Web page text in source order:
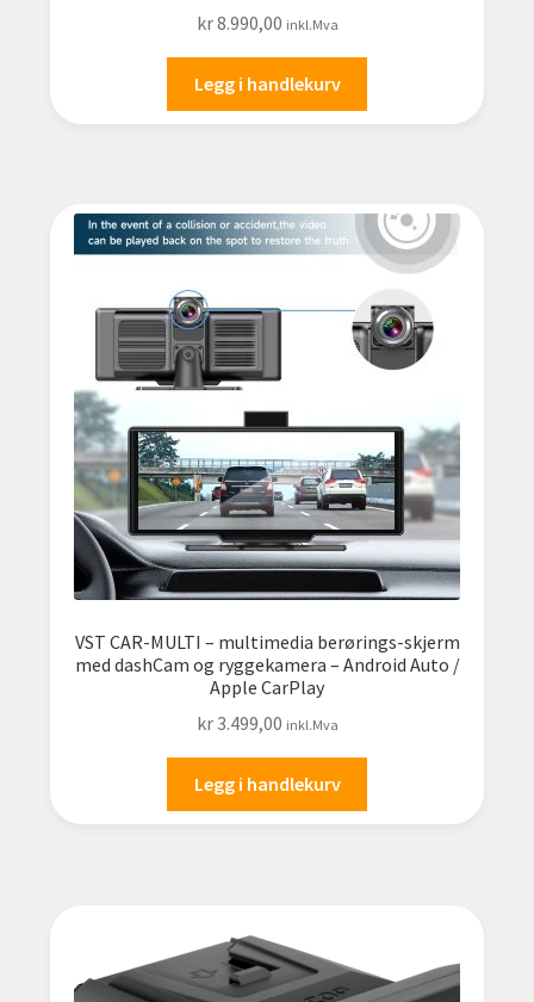
kr8.990,00 inkl.Mva
Legg i handlekurv
VST CAR-MULTI – multimedia berørings-skjerm
med dashCam og ryggekamera – Android Auto /
Apple CarPlay
kr3.499,00 inkl.Mva
Legg i handlekurv